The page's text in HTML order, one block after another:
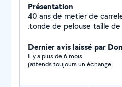
Présentation
40 ans de metier de
.tonde de pelouse taille
Dernier avis laissé par
Il y a plus de 6 mois
j'attends toujours un échange